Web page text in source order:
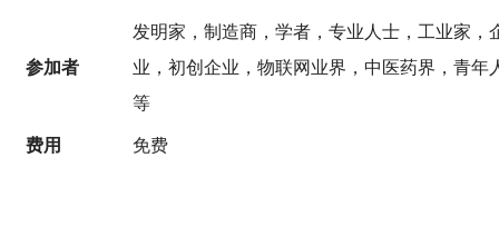
参加者
发明家，制造商，学者，专业人士，工业家，
业，初创企业，物联网业界，中医药界，青年
等
费用 免费